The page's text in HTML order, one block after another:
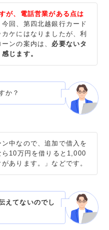
が、電話営業がある点は
今回、第四北越銀行カード
ケにはなりましたが、利
ンの案内は、 必要ないタ
じます。
か？
中なので、追加で借入を
ら10万円を借りると1,000
あります。」などです。
えてないのでし